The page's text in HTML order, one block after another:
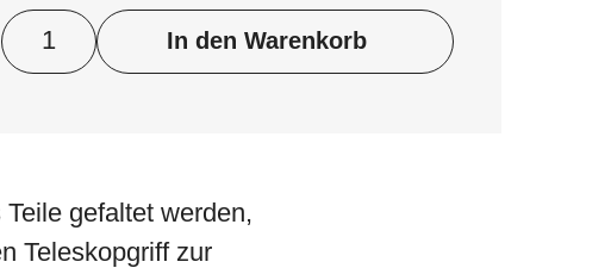
In den Warenkorb
gefaltet werden,
Teleskopgriff zur